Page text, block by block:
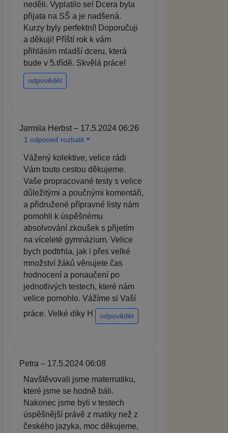
neděli. Vyplatilo se! Dcera byla
přijata na SŠ a je nadšená.
Kurzy byly perfektní! Doporučuji
a děkuji! Příští rok k vám
přihlásím mladší dceru, která
bude v 5.třídě. Skvělá práce!
odpovědět
Jarmila Herbst – 17.5.2024 06:26
1 odpoveď rozbalit
Vážený kolektive, velice rádi
Vám touto cestou děkujeme.
Vaše propracované testy s velice
důležitými a poučnými komentáři,
a přidružené přípravné listy nám
pomohli k úspěšnému
absolvování zkoušek s přijetím
na víceleté gymnázium. Velice
bych podtrhla, jak i přes velké
množství žáků věnujete čas
hodnocení a ponaučení po
jednotlivých testech, které nám
velice pomohlo. Vážíme si Vaší
práce. Velké díky H
odpovědět
Petra – 17.5.2024 06:08
Navštěvovali jsme matematiku,
které jsme se hodně báli.
Nakonec jsme byli v testech
úspěšnější právě z matiky než z
českého jazyka, moc děkujeme,